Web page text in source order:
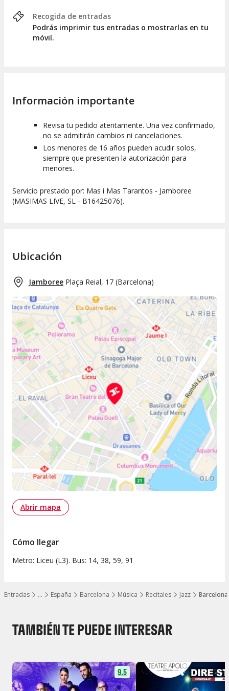
…
Mostrar todos los niveles
Entradas España Barcelona Música Recitales Jazz
Recogida de entradas
Podrás imprimir tus entradas o mostrarlas en tu
móvil.
Información importante
Revisa tu pedido atentamente. Una vez confirmado,
no se admitirán cambios ni cancelaciones.
Los menores de 16 años pueden acudir solos,
siempre que presenten la autorización para
menores.
Servicio prestado por: Mas i Mas Tarantos - Jamboree
(MASIMAS LIVE, SL - B16425076).
Ubicación
Jamboree Plaça Reial, 17 (Barcelona)
Abrir mapa
Cómo llegar
Metro: Liceu (L3). Bus: 14, 38, 59, 91
TAMBIÉN TE PUEDE INTERESAR
9.5